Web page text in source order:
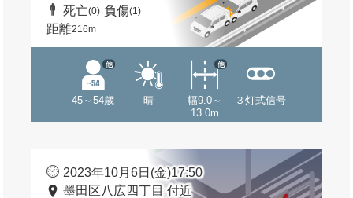
死亡(0) 負傷(1)
距離216m
45～54歳
他
晴
幅9.0～
13.0m
他
３灯式信号
2023年10月6日(金)17:50
墨田区八広四丁目 付近